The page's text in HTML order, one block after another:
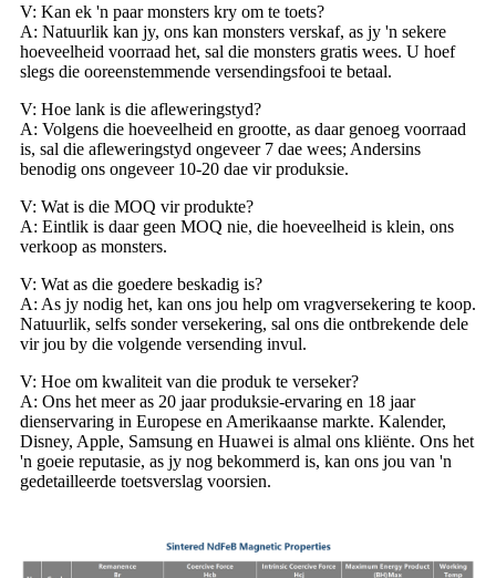
V: Kan ek 'n paar monsters kry om te toets?
A: Natuurlik kan jy, ons kan monsters verskaf, as jy 'n sekere
hoeveelheid voorraad het, sal die monsters gratis wees. U hoef
slegs die ooreenstemmende versendingsfooi te betaal.
V: Hoe lank is die afleweringstyd?
A: Volgens die hoeveelheid en grootte, as daar genoeg voorraad
is, sal die afleweringstyd ongeveer 7 dae wees; Andersins
benodig ons ongeveer 10-20 dae vir produksie.
V: Wat is die MOQ vir produkte?
A: Eintlik is daar geen MOQ nie, die hoeveelheid is klein, ons
verkoop as monsters.
V: Wat as die goedere beskadig is?
A: As jy nodig het, kan ons jou help om vragversekering te koop.
Natuurlik, selfs sonder versekering, sal ons die ontbrekende dele
vir jou by die volgende versending invul.
V: Hoe om kwaliteit van die produk te verseker?
A: Ons het meer as 20 jaar produksie-ervaring en 18 jaar
dienservaring in Europese en Amerikaanse markte. Kalender,
Disney, Apple, Samsung en Huawei is almal ons kliënte. Ons het
'n goeie reputasie, as jy nog bekommerd is, kan ons jou van 'n
gedetailleerde toetsverslag voorsien.